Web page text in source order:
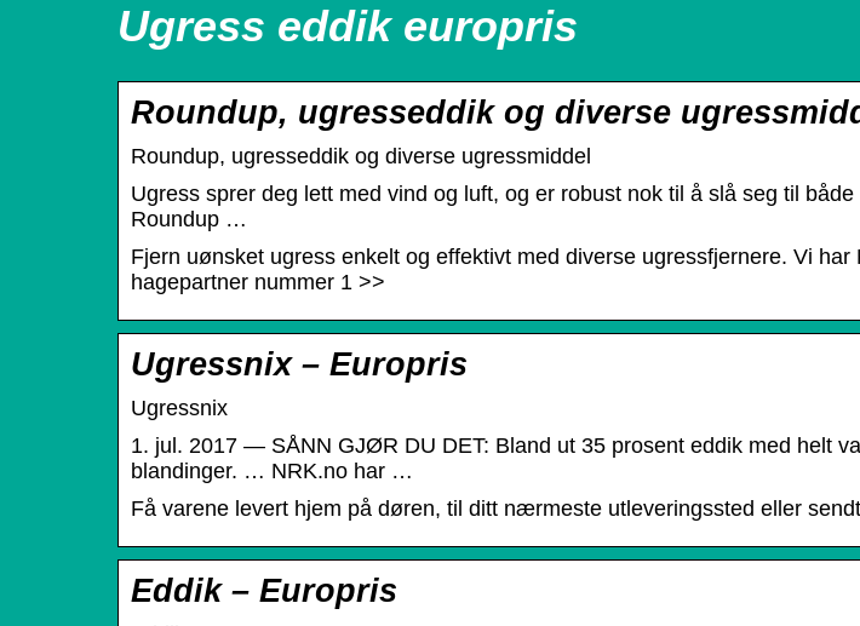
Ugress eddik europris
Roundup, ugresseddik og diverse
Roundup, ugresseddik og diverse ugressmiddel
Ugress sprer deg lett med vind og luft, og er robust nok til å slå seg til
Roundup …
Fjern uønsket ugress enkelt og effektivt med diverse ugressfjernere. Vi
hagepartner nummer 1 >>
Ugressnix – Europris
Ugressnix
1. jul. 2017 — SÅNN GJØR DU DET: Bland ut 35 prosent eddik med helt
blandinger. … NRK.no har …
Få varene levert hjem på døren, til ditt nærmeste utleveringssted eller
Eddik – Europris